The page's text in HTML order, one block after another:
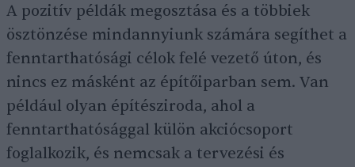
A pozitív példák megosztása és a többiek
ösztönzése mindannyiunk számára segíthet a
fenntarthatósági célok felé vezető úton, és
nincs ez másként az építőiparban sem. Van
például olyan építésziroda, ahol a
fenntarthatósággal külön akciócsoport
foglalkozik, és nemcsak a tervezési és